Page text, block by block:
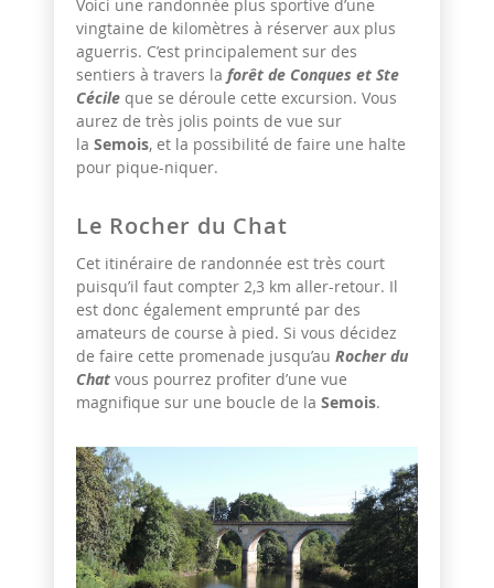
Voici une randonnée plus sportive d’une
vingtaine de kilomètres à réserver aux plus
aguerris. C’est principalement sur des
sentiers à travers la forêt de Conques et Ste
Cécile que se déroule cette excursion. Vous
aurez de très jolis points de vue sur
la Semois, et la possibilité de faire une halte
pour pique-niquer.
Le Rocher du Chat
Cet itinéraire de randonnée est très court
puisqu’il faut compter 2,3 km aller-retour. Il
est donc également emprunté par des
amateurs de course à pied. Si vous décidez
de faire cette promenade jusqu’au Rocher du
Chat vous pourrez profiter d’une vue
magnifique sur une boucle de la Semois.